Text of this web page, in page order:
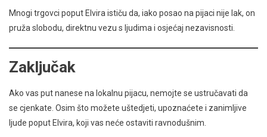
Mnogi trgovci poput Elvira ističu da, iako posao na pijaci nije lak, on
pruža slobodu, direktnu vezu s ljudima i osjećaj nezavisnosti.
Zaključak
Ako vas put nanese na lokalnu pijacu, nemojte se ustručavati da
se cjenkate. Osim što možete uštedjeti, upoznaćete i zanimljive
ljude poput Elvira, koji vas neće ostaviti ravnodušnim.